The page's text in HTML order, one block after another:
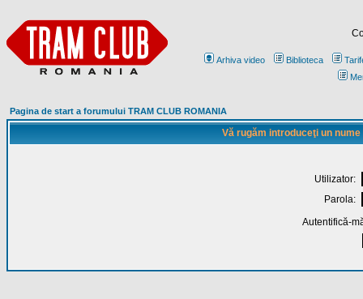
Arhiva video Biblioteca
Pagina de start a forumului TRAM CLUB ROMANIA
Vă rugăm introduceţi un
Utilizator:
Parola:
Autentifică-